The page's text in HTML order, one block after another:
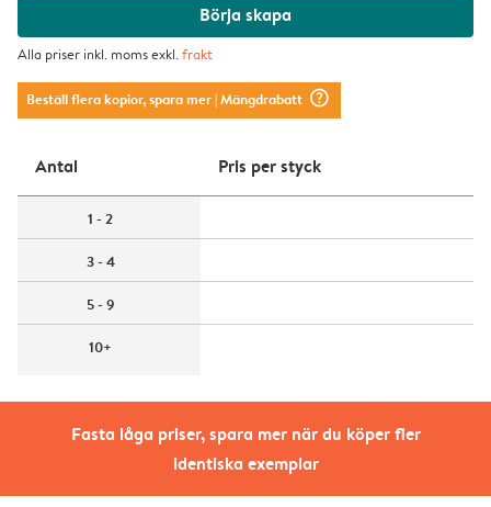
Fasta låga priser, spara mer när du köper fler
identiska exemplar
Börja skapa
Alla priser inkl. moms exkl.frakt
Beställ flera kopior, spara mer| Mängdrabatt question_mark_circle
Antal Pris per styck
1 - 2
3 - 4
5 - 9
10+